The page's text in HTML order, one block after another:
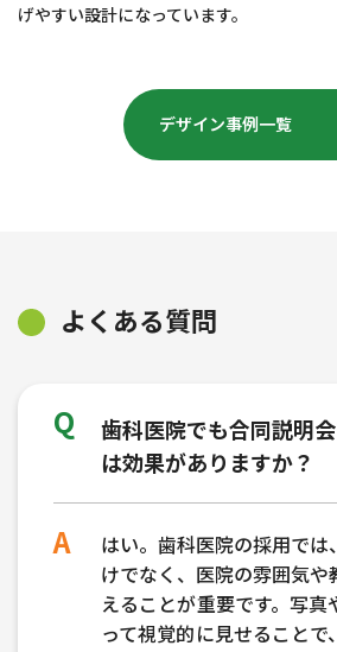
げやすい設計になっています。
デザイン事例一覧
よくある質問
歯科医院でも合同説明
は効果がありますか？
はい。歯科医院の採用では
けでなく、医院の雰囲気や
えることが重要です。写真
って視覚的に見せることで